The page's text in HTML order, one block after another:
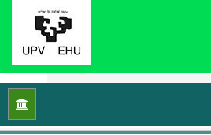
Inicio Vol. 4 Núm. 1